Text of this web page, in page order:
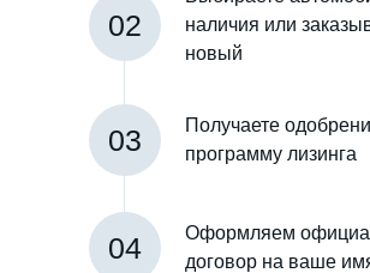
02
наличия или
новый
03
Получаете
программу лизинга
04
Оформляем
договор на ваше